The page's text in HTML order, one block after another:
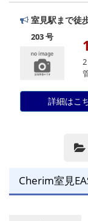
室見駅まで徒
203 号
詳細はこ
Cherim室見